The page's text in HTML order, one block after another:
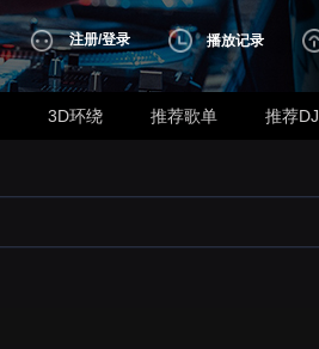
注册/登录 播放记录
3D环绕 推荐歌单 推荐DJ